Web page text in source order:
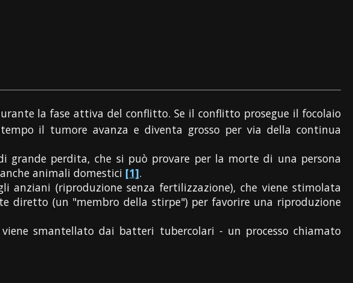
la fase attiva del conflitto. Se il conflitto prosegue il focolaio
il tumore avanza e diventa grosso per via della continua
perdita, che si può provare per la morte di una persona
animali domestici [1].
(riproduzione senza fertilizzazione), che viene stimolata
diretto (un "membro della stirpe") per favorire una riproduzione
smantellato dai batteri tubercolari - un processo chiamato